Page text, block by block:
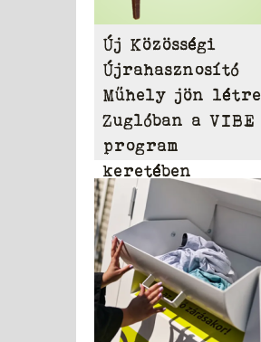
Új Közösségi
Újrahasznosító
Műhely jön létre
Zuglóban a VIBE
program
keretében